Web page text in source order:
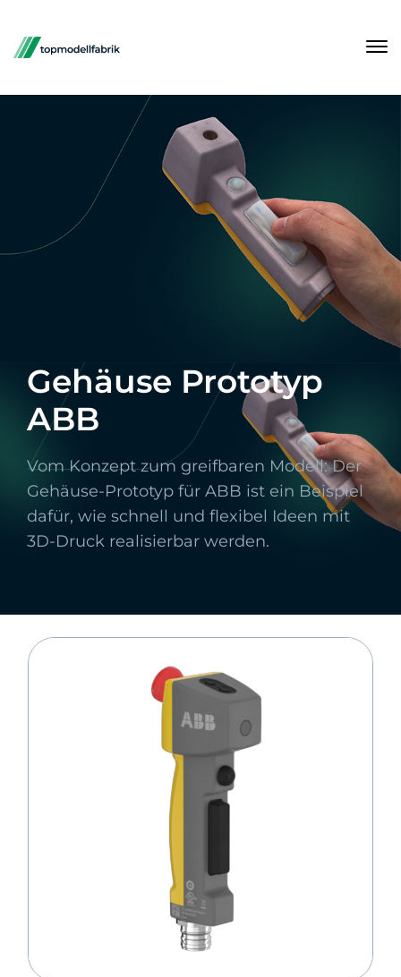
Gehäuse Prototyp
ABB
Vom Konzept zum greifbaren Modell: Der
Gehäuse-Prototyp für ABB ist ein Beispiel
dafür, wie schnell und flexibel Ideen mit
3D-Druck realisierbar werden.